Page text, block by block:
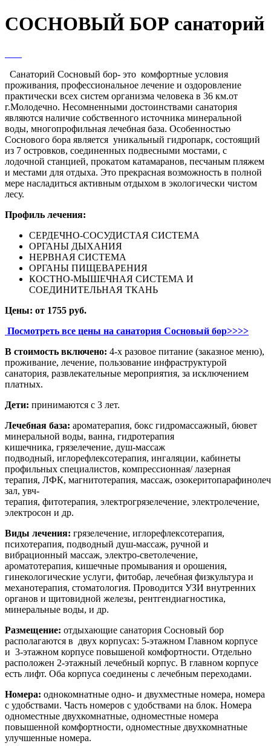
СОСНОВЫЙ БОР санаторий
Санаторий Сосновый бор- это комфортные условия
проживания, профессиональное лечение и оздоровление
практически всех систем организма человека в 36 км.от
г.Молодечно. Несомненными достоинствами санатория
являются наличие собственного источника минеральной
воды, многопрофильная лечебная база. Особенностью
Соснового бора является уникальный гидропарк, состоящий
из 7 островков, соединенных подвесными мостами, с
лодочной станцией, прокатом катамаранов, песчаным пляжем
и местами для отдыха. Это прекрасная возможность в полной
мере насладиться активным отдыхом в экологически чистом
лесу.
Профиль лечения:
СЕРДЕЧНО-СОСУДИСТАЯ СИСТЕМА
ОРГАНЫ ДЫХАНИЯ
НЕРВНАЯ СИСТЕМА
ОРГАНЫ ПИЩЕВАРЕНИЯ
КОСТНО-МЫШЕЧНАЯ СИСТЕМА И
СОЕДИНИТЕЛЬНАЯ ТКАНЬ
Цены: от 1755 руб.
Посмотреть все цены на санатория Сосновый бор>>>>
В стоимость включено: 4-х разовое питание (заказное меню),
проживание, лечение, пользование инфраструктурой
санатория, развлекательные мероприятия, за исключением
платных.
Дети: принимаются с 3 лет.
Лечебная база: ароматерапия, бокс гидромассажный, бювет
минеральной воды, ванна, гидротерапия
кишечника, грязелечение, душ-массаж
подводный, иглорефлексотерапия, ингаляции, кабинеты
профильных специалистов, компрессионная/ лазерная
терапия, ЛФК, магнитотерапия, массаж,
зал, увч-
терапия, фитотерапия, электрогрязелечение, электролечение,
электросон и др.
Виды лечения: грязелечение, иглорефлексотерапия,
психотерапия, подводный душ-массаж, ручной и
вибрационный массаж, электро-светолечение,
ароматотерапия, кишечные промывания и орошения,
гинекологические услуги, фитобар, лечебная физкультура и
механотерапия, стоматология. Проводится УЗИ внутренних
органов и щитовидной железы, рентгендиагностика,
минеральные воды, и др.
Размещение: отдыхающие санатория Сосновый бор
располагаются в двух корпусах: 5-этажном Главном корпусе
и 3-этажном корпусе повышеной комфортности. Отдельно
расположен 2-этажный лечебный корпус. В главном корпусе
есть лифт. Оба корпуса соединены с лечебным переходами.
Номера: однокомнатные одно- и двухместные номера, номера
с удобствами. Часть номеров с удобствами на блок. Номера
одноместные двухкомнатные, одноместные номера
повышенной комфортности, одноместные двухкомнатные
улучшенные номера.